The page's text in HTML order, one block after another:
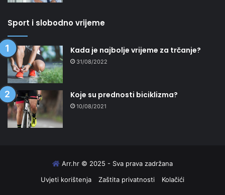
Sport i slobodno vrijeme
Kada je najbolje vrijeme za trčanje?
31/08/2022
Koje su prednosti biciklizma?
10/08/2021
Arr.hr © 2025 - Sva prava zadržana
Uvjeti korištenja
Zaštita privatnosti Kolačići